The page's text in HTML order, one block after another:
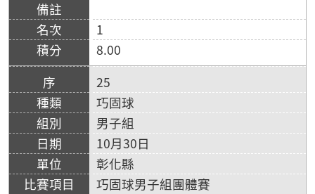
1
8.00
25
巧固球
男子組
10月30日
彰化縣
巧固球男子組團體賽